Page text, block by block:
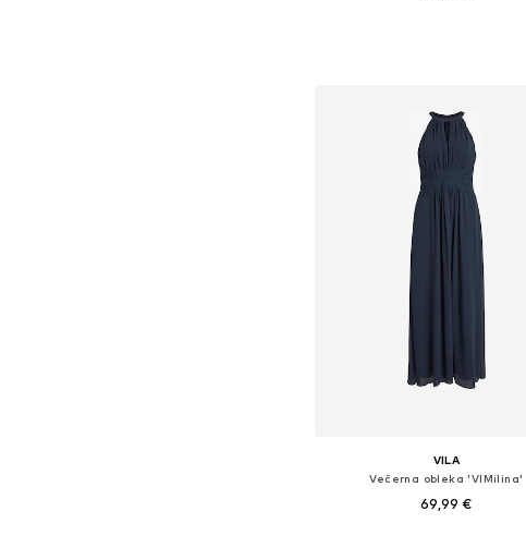
VILA
Večerna obleka 'VIMilina'
69,99 €